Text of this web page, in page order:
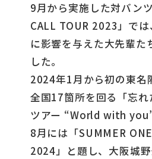
9月から実施した対バン
CALL TOUR 2023」で
に影響を与えた大先輩た
した。
2024年1月から初の東名
全国17箇所を回る「忘
ツアー “World with you”
8月には「SUMMER
2024」と題し、大阪城